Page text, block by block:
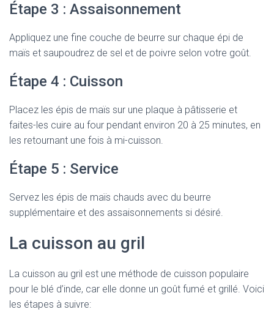
Étape 3 : Assaisonnement
Appliquez une fine couche de beurre sur chaque épi de
maïs et saupoudrez de sel et de poivre selon votre goût.
Étape 4 : Cuisson
Placez les épis de maïs sur une plaque à pâtisserie et
faites-les cuire au four pendant environ 20 à 25 minutes, en
les retournant une fois à mi-cuisson.
Étape 5 : Service
Servez les épis de maïs chauds avec du beurre
supplémentaire et des assaisonnements si désiré.
La cuisson au gril
La cuisson au gril est une méthode de cuisson populaire
pour le blé d’inde, car elle donne un goût fumé et grillé. Voici
les étapes à suivre: